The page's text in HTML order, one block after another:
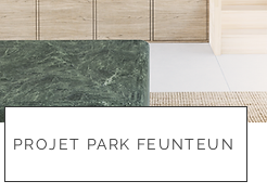
PROJET PARK FEUNTEUN